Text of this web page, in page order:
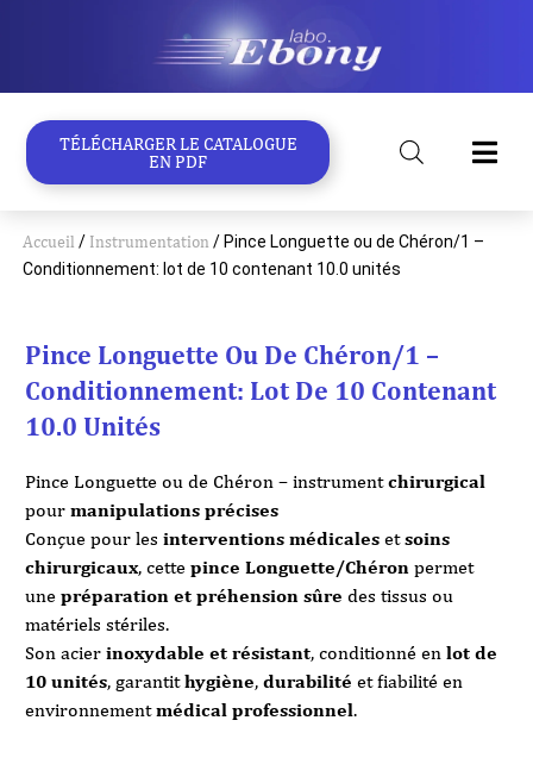
TÉLÉCHARGER LE CATALOGUE
EN PDF
Accueil / Instrumentation / Pince Longuette ou de Chéron/1 –
Conditionnement: lot de 10 contenant 10.0 unités
Pince Longuette Ou De Chéron/1 –
Conditionnement: Lot De 10 Contenant
10.0 Unités
Pince Longuette ou de Chéron – instrumentchirurgical
pour manipulations précises
Conçue pour les interventions médicales etsoins
chirurgicaux, cette pince Longuette/Chéron permet
une préparation et préhension sûre des tissus ou
matériels stériles.
Son acier inoxydable et résistant, conditionné en lot de
10 unités, garantithygiène, durabilité et fiabilité en
environnementmédical professionnel.